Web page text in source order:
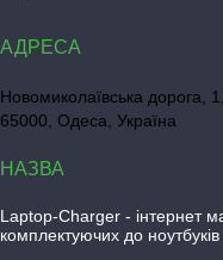
Новомиколаївська дорога,
65000, Одеса, Україна
Laptop-Charger - інтернет
комплектуючих до ноутбуків